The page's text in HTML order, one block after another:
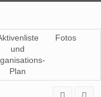
und
Plan
Fotos